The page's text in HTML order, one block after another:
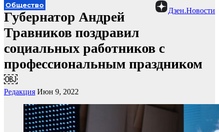
Дзен.Новости
Общество
Губернатор Андрей
Травников поздравил
социальных работников с
профессиональным праздником
￼
Редакция Июн 9, 2022